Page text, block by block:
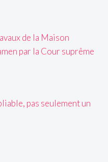
de la Maison
par la Cour suprême
pas seulement un